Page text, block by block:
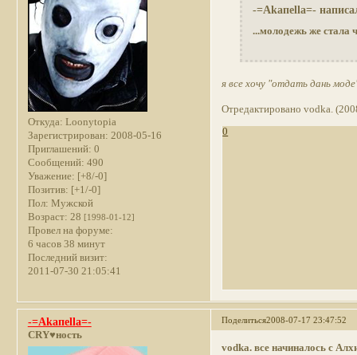
Откуда: Loonytopia
Зарегистрирован: 2008-05-16
Приглашений: 0
Сообщений: 490
Уважение: [+8/-0]
Позитив: [+1/-0]
Пол: Мужской
Возраст: 28 [1998-01-12]
Провел на форуме:
6 часов 38 минут
Последний визит:
2011-07-30 21:05:41
-=Akaпella=-
...молодежь же стала
я все хочу "отдать дань
Отредактировано vodka.
0
Поделиться2008-07-17 23:47:52
-=Akaпella=-
CRY♥ность
vodka. все начиналось с